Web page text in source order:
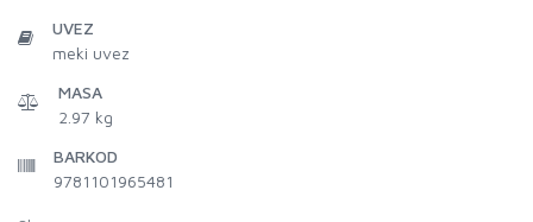
UVEZ
meki uvez
MASA
2.97 kg
BARKOD
9781101965481